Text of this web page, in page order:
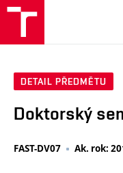
DETAIL PŘEDMĚTU
Doktorský
FAST-DV07 Ak. rok: